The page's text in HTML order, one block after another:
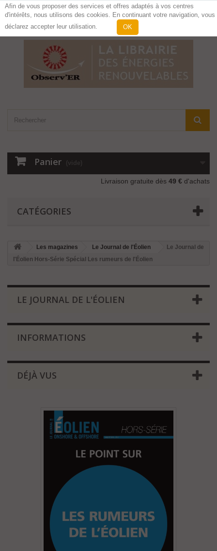
Contactez-nous
Panier (vide)
Livraison gratuite dès 49 € d'achats
CATÉGORIES
Les magazines Le Journal de l'Éolien
Le Journal de
l'Éolien Hors-Série Spécial Les rumeurs de l'Éolien
LE JOURNAL DE L'ÉOLIEN
INFORMATIONS
DÉJÀ VUS
Afin de vous proposer des services et offres adaptés à vos centres
d'intérêts, nous utilisons des cookies. En continuant votre navigation, vous
déclarez accepter leur utilisation.
OK